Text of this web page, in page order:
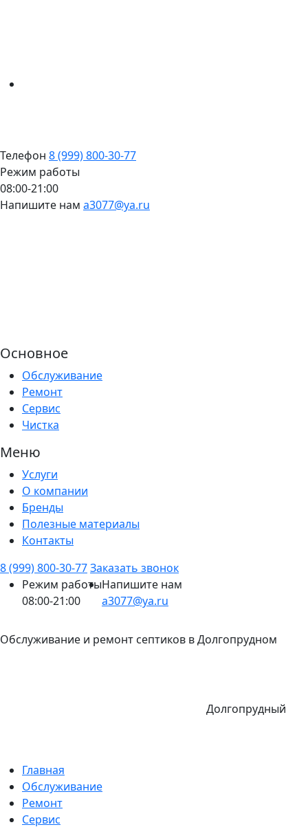
Телефон 8 (999) 800-30-77
Режим работы
08:00-21:00
Напишите нам a3077@ya.ru
Основное
Обслуживание
Ремонт
Сервис
Чистка
Меню
Услуги
О компании
Бренды
Полезные материалы
Контакты
8 (999) 800-30-77Заказать звонок
Режим работы
08:00-21:00
Напишите нам
a3077@ya.ru
Обслуживание и ремонт септиков в Долгопрудном
Долгопрудный
Главная
Обслуживание
Ремонт
Сервис